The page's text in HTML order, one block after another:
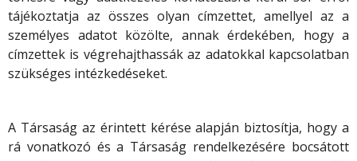
tájékoztatja az összes olyan címzettet, amellyel az a
személyes adatot közölte, annak érdekében, hogy a
címzettek is végrehajthassák az adatokkal kapcsolatban
szükséges intézkedéseket.
A Társaság az érintett kérése alapján biztosítja, hogy a
rá vonatkozó és a Társaság rendelkezésére bocsátott